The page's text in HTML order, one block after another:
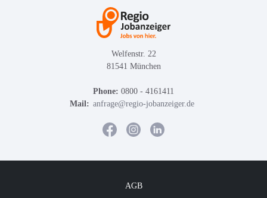
Welfenstr. 22
81541 München
Phone: 0800 - 4161411
Mail: anfrage@regio-jobanzeiger.de
AGB